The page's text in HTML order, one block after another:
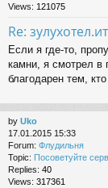
Views: 121075
Re: зулухотел.ит
Если я где-то,
камни, я смотрел в
благодарен тем,
by Uko
17.01.2015 15:33
Forum: Флудильня
Topic: Посоветуйте
Replies: 40
Views: 317361